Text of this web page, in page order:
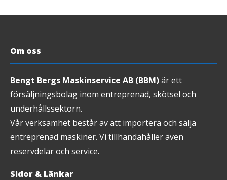
Om oss
Bengt Bergs Maskinservice AB (BBM)är ett
försäljningsbolag inom entreprenad, skötsel och
underhållssektorn.
Vår verksamhet består av att importera och sälja
entreprenad maskiner. Vi tillhandahåller även
reservdelar och service.
Sidor & Länkar